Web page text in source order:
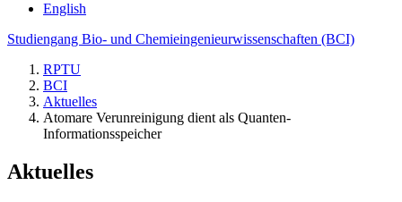
English
Studiengang Bio- und Chemieingenieurwissenschaften (BCI)
RPTU
BCI
Aktuelles
Atomare Verunreinigung dient als Quanten-
Informationsspeicher
Aktuelles